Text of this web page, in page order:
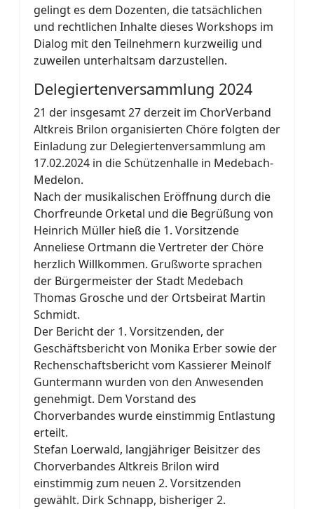
gelingt es dem Dozenten, die tatsächlichen
und rechtlichen Inhalte dieses Workshops im
Dialog mit den Teilnehmern kurzweilig und
zuweilen unterhaltsam darzustellen.
Delegiertenversammlung 2024
21 der insgesamt 27 derzeit im ChorVerband
Altkreis Brilon organisierten Chöre folgten der
Einladung zur Delegiertenversammlung am
17.02.2024 in die Schützenhalle in Medebach-
Medelon.
Nach der musikalischen Eröffnung durch die
Chorfreunde Orketal und die Begrüßung von
Heinrich Müller hieß die 1. Vorsitzende
Anneliese Ortmann die Vertreter der Chöre
herzlich Willkommen. Grußworte sprachen
der Bürgermeister der Stadt Medebach
Thomas Grosche und der Ortsbeirat Martin
Schmidt.
Der Bericht der 1. Vorsitzenden, der
Geschäftsbericht von Monika Erber sowie der
Rechenschaftsbericht vom Kassierer Meinolf
Guntermann wurden von den Anwesenden
genehmigt. Dem Vorstand des
Chorverbandes wurde einstimmig Entlastung
erteilt.
Stefan Loerwald, langjähriger Beisitzer des
Chorverbandes Altkreis Brilon wird
einstimmig zum neuen 2. Vorsitzenden
gewählt. Dirk Schnapp, bisheriger 2.